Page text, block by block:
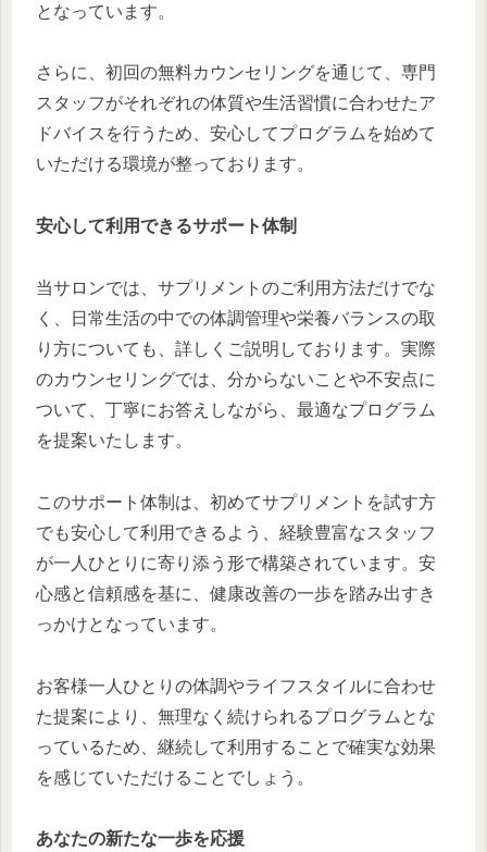
となっています。
さらに、初回の無料カウンセリングを通じて、専門
スタッフがそれぞれの体質や生活習慣に合わせたア
ドバイスを行うため、安心してプログラムを始めて
いただける環境が整っております。
安心して利用できるサポート体制
当サロンでは、サプリメントのご利用方法だけでな
く、日常生活の中での体調管理や栄養バランスの取
り方についても、詳しくご説明しております。実際
のカウンセリングでは、分からないことや不安点に
ついて、丁寧にお答えしながら、最適なプログラム
を提案いたします。
このサポート体制は、初めてサプリメントを試す方
でも安心して利用できるよう、経験豊富なスタッフ
が一人ひとりに寄り添う形で構築されています。安
心感と信頼感を基に、健康改善の一歩を踏み出すき
っかけとなっています。
お客様一人ひとりの体調やライフスタイルに合わせ
た提案により、無理なく続けられるプログラムとな
っているため、継続して利用することで確実な効果
を感じていただけることでしょう。
あなたの新たな一歩を応援